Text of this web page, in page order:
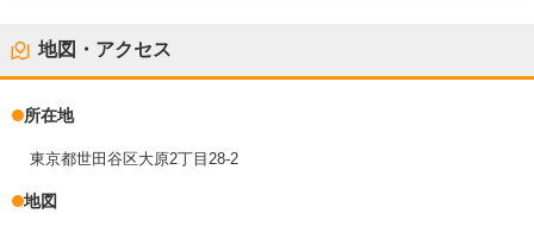
地図・アクセス
所在地
東京都世田谷区大原2丁目28-2
地図